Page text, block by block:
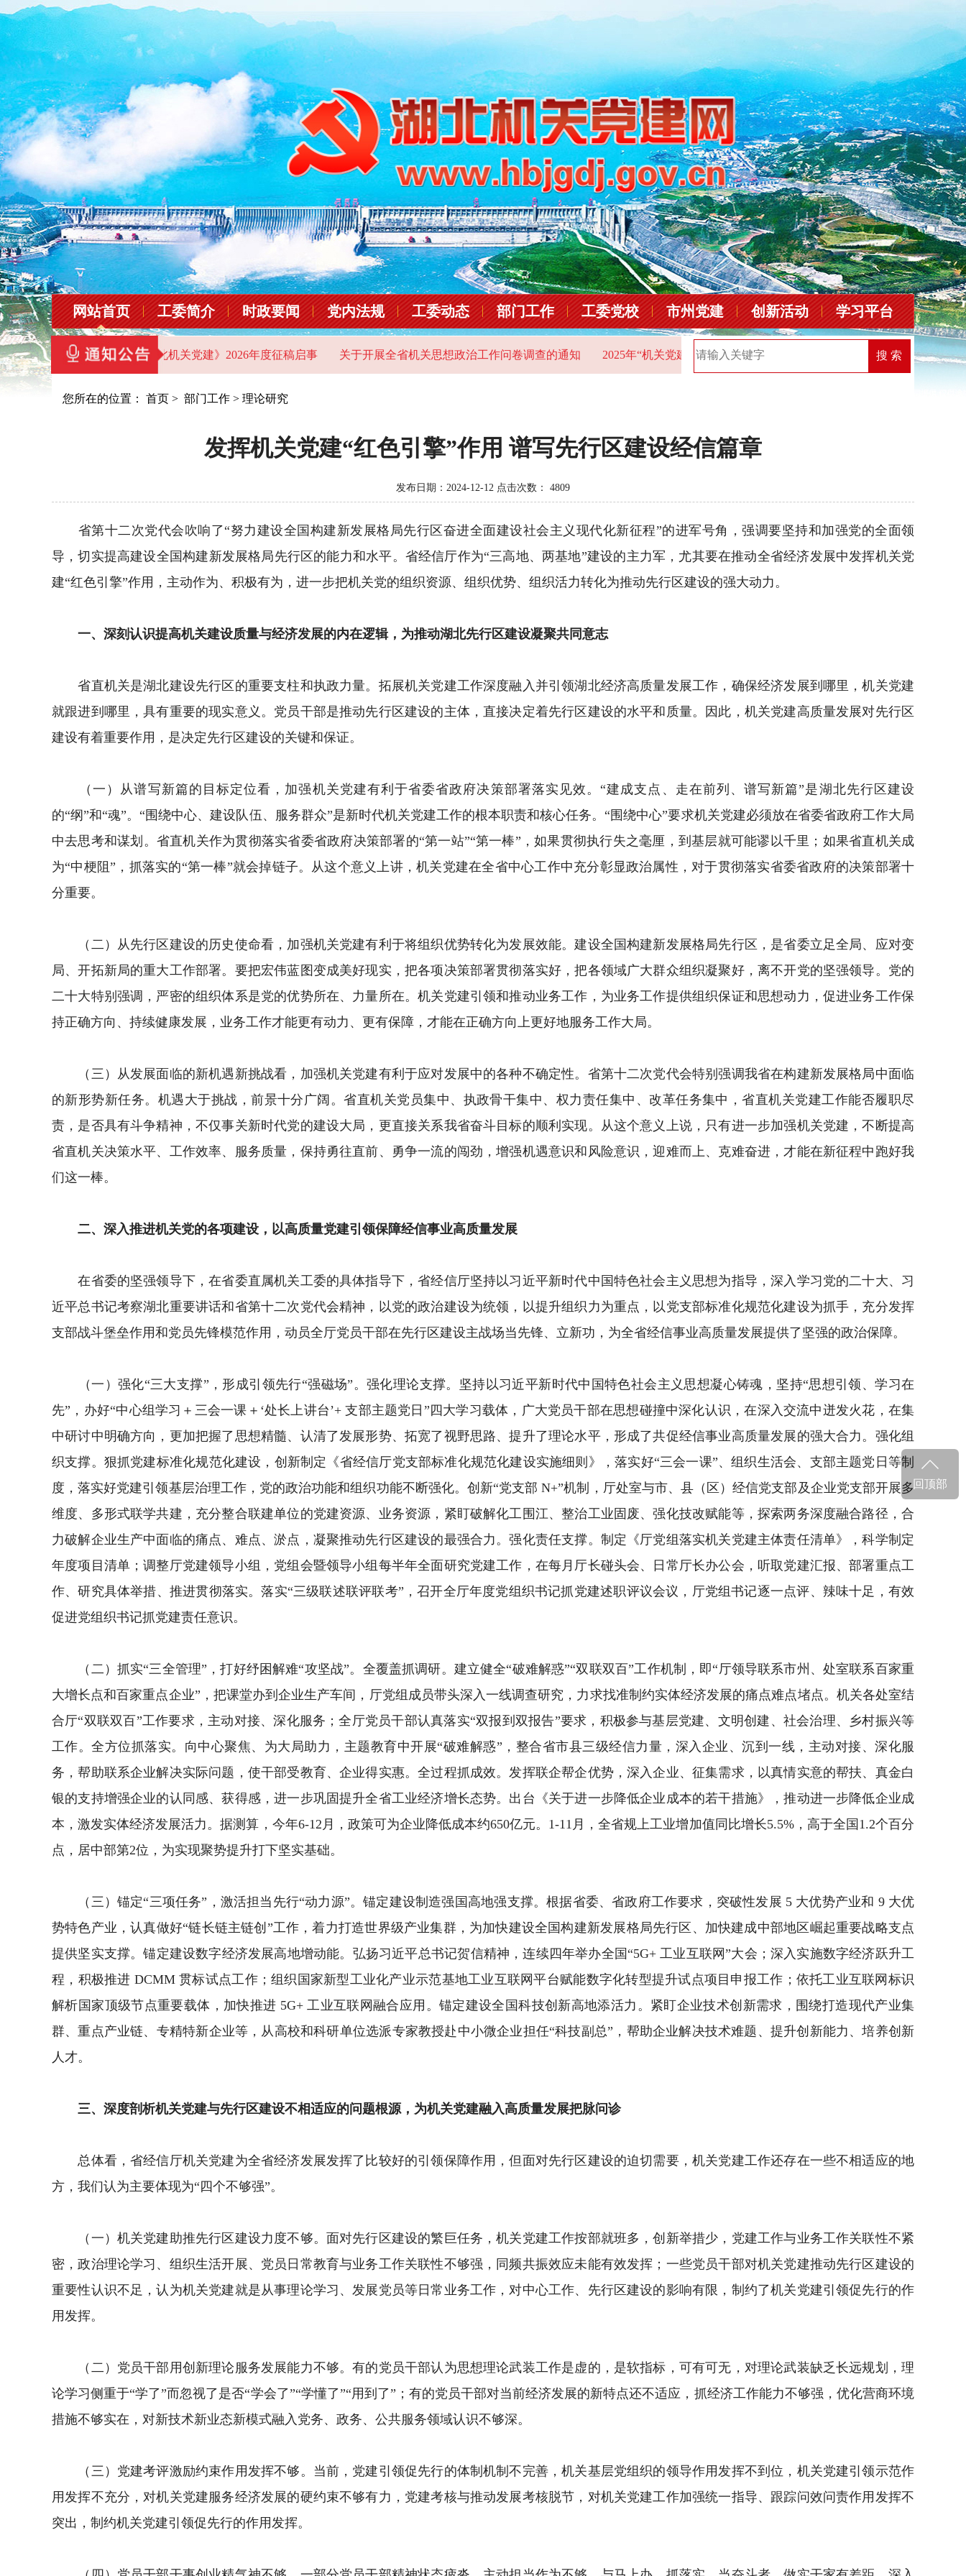
网站首页 工委简介 时政要闻 党内法规 工委动态 部门工作 工委党校 市州党建 创新活动 学习平台
学点）的通知 《湖北机关党建》2026年度征稿启事 关于开展全省机关思想政治工作问卷调查的通知 2025年“机关党建创新榜”优秀案例名单 2026年中共湖北省委直属机关工作
搜 索
您所在的位置： 首页 > 部门工作 > 理论研究
发挥机关党建“红色引擎”作用 谱写先行区建设经信篇章
发布日期：2024-12-12 点击次数： 4809
省第十二次党代会吹响了“努力建设全国构建新发展格局先行区奋进全面建设社会主义现代化新征程”的进军号角，强调要坚持和加强党的全面领
导，切实提高建设全国构建新发展格局先行区的能力和水平。省经信厅作为“三高地、两基地”建设的主力军，尤其要在推动全省经济发展中发挥机关党
建“红色引擎”作用，主动作为、积极有为，进一步把机关党的组织资源、组织优势、组织活力转化为推动先行区建设的强大动力。
一、深刻认识提高机关建设质量与经济发展的内在逻辑，为推动湖北先行区建设凝聚共同意志
省直机关是湖北建设先行区的重要支柱和执政力量。拓展机关党建工作深度融入并引领湖北经济高质量发展工作，确保经济发展到哪里，机关党建
就跟进到哪里，具有重要的现实意义。党员干部是推动先行区建设的主体，直接决定着先行区建设的水平和质量。因此，机关党建高质量发展对先行区
建设有着重要作用，是决定先行区建设的关键和保证。
（一）从谱写新篇的目标定位看，加强机关党建有利于省委省政府决策部署落实见效。“建成支点、走在前列、谱写新篇”是湖北先行区建设
的“纲”和“魂”。“围绕中心、建设队伍、服务群众”是新时代机关党建工作的根本职责和核心任务。“围绕中心”要求机关党建必须放在省委省政府工作大局
中去思考和谋划。省直机关作为贯彻落实省委省政府决策部署的“第一站”“第一棒”，如果贯彻执行失之毫厘，到基层就可能谬以千里；如果省直机关成
为“中梗阻”，抓落实的“第一棒”就会掉链子。从这个意义上讲，机关党建在全省中心工作中充分彰显政治属性，对于贯彻落实省委省政府的决策部署十
分重要。
（二）从先行区建设的历史使命看，加强机关党建有利于将组织优势转化为发展效能。建设全国构建新发展格局先行区，是省委立足全局、应对变
局、开拓新局的重大工作部署。要把宏伟蓝图变成美好现实，把各项决策部署贯彻落实好，把各领域广大群众组织凝聚好，离不开党的坚强领导。党的
二十大特别强调，严密的组织体系是党的优势所在、力量所在。机关党建引领和推动业务工作，为业务工作提供组织保证和思想动力，促进业务工作保
持正确方向、持续健康发展，业务工作才能更有动力、更有保障，才能在正确方向上更好地服务工作大局。
（三）从发展面临的新机遇新挑战看，加强机关党建有利于应对发展中的各种不确定性。省第十二次党代会特别强调我省在构建新发展格局中面临
的新形势新任务。机遇大于挑战，前景十分广阔。省直机关党员集中、执政骨干集中、权力责任集中、改革任务集中，省直机关党建工作能否履职尽
责，是否具有斗争精神，不仅事关新时代党的建设大局，更直接关系我省奋斗目标的顺利实现。从这个意义上说，只有进一步加强机关党建，不断提高
省直机关决策水平、工作效率、服务质量，保持勇往直前、勇争一流的闯劲，增强机遇意识和风险意识，迎难而上、克难奋进，才能在新征程中跑好我
们这一棒。
二、深入推进机关党的各项建设，以高质量党建引领保障经信事业高质量发展
在省委的坚强领导下，在省委直属机关工委的具体指导下，省经信厅坚持以习近平新时代中国特色社会主义思想为指导，深入学习党的二十大、习
近平总书记考察湖北重要讲话和省第十二次党代会精神，以党的政治建设为统领，以提升组织力为重点，以党支部标准化规范化建设为抓手，充分发挥
支部战斗堡垒作用和党员先锋模范作用，动员全厅党员干部在先行区建设主战场当先锋、立新功，为全省经信事业高质量发展提供了坚强的政治保障。
（一）强化“三大支撑”，形成引领先行“强磁场”。强化理论支撑。坚持以习近平新时代中国特色社会主义思想凝心铸魂，坚持“思想引领、学习在
先”，办好“中心组学习＋三会一课＋‘处长上讲台’+ 支部主题党日”四大学习载体，广大党员干部在思想碰撞中深化认识，在深入交流中迸发火花，在集
中研讨中明确方向，更加把握了思想精髓、认清了发展形势、拓宽了视野思路、提升了理论水平，形成了共促经信事业高质量发展的强大合力。强化组
织支撑。狠抓党建标准化规范化建设，创新制定《省经信厅党支部标准化规范化建设实施细则》，落实好“三会一课”、组织生活会、支部主题党日等制
度，落实好党建引领基层治理工作，党的政治功能和组织功能不断强化。创新“党支部 N+”机制，厅处室与市、县（区）经信党支部及企业党支部开展多
维度、多形式联学共建，充分整合联建单位的党建资源、业务资源，紧盯破解化工围江、整治工业固废、强化技改赋能等，探索两务深度融合路径，合
力破解企业生产中面临的痛点、难点、淤点，凝聚推动先行区建设的最强合力。强化责任支撑。制定《厅党组落实机关党建主体责任清单》，科学制定
年度项目清单；调整厅党建领导小组，党组会暨领导小组每半年全面研究党建工作，在每月厅长碰头会、日常厅长办公会，听取党建汇报、部署重点工
作、研究具体举措、推进贯彻落实。落实“三级联述联评联考”，召开全厅年度党组织书记抓党建述职评议会议，厅党组书记逐一点评、辣味十足，有效
促进党组织书记抓党建责任意识。
（二）抓实“三全管理”，打好纾困解难“攻坚战”。全覆盖抓调研。建立健全“破难解惑”“双联双百”工作机制，即“厅领导联系市州、处室联系百家重
大增长点和百家重点企业”，把课堂办到企业生产车间，厅党组成员带头深入一线调查研究，力求找准制约实体经济发展的痛点难点堵点。机关各处室结
合厅“双联双百”工作要求，主动对接、深化服务；全厅党员干部认真落实“双报到双报告”要求，积极参与基层党建、文明创建、社会治理、乡村振兴等
工作。全方位抓落实。向中心聚焦、为大局助力，主题教育中开展“破难解惑”，整合省市县三级经信力量，深入企业、沉到一线，主动对接、深化服
务，帮助联系企业解决实际问题，使干部受教育、企业得实惠。全过程抓成效。发挥联企帮企优势，深入企业、征集需求，以真情实意的帮扶、真金白
银的支持增强企业的认同感、获得感，进一步巩固提升全省工业经济增长态势。出台《关于进一步降低企业成本的若干措施》，推动进一步降低企业成
本，激发实体经济发展活力。据测算，今年6-12月，政策可为企业降低成本约650亿元。1-11月，全省规上工业增加值同比增长5.5%，高于全国1.2个百分
点，居中部第2位，为实现聚势提升打下坚实基础。
（三）锚定“三项任务”，激活担当先行“动力源”。锚定建设制造强国高地强支撑。根据省委、省政府工作要求，突破性发展 5 大优势产业和 9 大优
势特色产业，认真做好“链长链主链创”工作，着力打造世界级产业集群，为加快建设全国构建新发展格局先行区、加快建成中部地区崛起重要战略支点
提供坚实支撑。锚定建设数字经济发展高地增动能。弘扬习近平总书记贺信精神，连续四年举办全国“5G+ 工业互联网”大会；深入实施数字经济跃升工
程，积极推进 DCMM 贯标试点工作；组织国家新型工业化产业示范基地工业互联网平台赋能数字化转型提升试点项目申报工作；依托工业互联网标识
解析国家顶级节点重要载体，加快推进 5G+ 工业互联网融合应用。锚定建设全国科技创新高地添活力。紧盯企业技术创新需求，围绕打造现代产业集
群、重点产业链、专精特新企业等，从高校和科研单位选派专家教授赴中小微企业担任“科技副总”，帮助企业解决技术难题、提升创新能力、培养创新
人才。
三、深度剖析机关党建与先行区建设不相适应的问题根源，为机关党建融入高质量发展把脉问诊
总体看，省经信厅机关党建为全省经济发展发挥了比较好的引领保障作用，但面对先行区建设的迫切需要，机关党建工作还存在一些不相适应的地
方，我们认为主要体现为“四个不够强”。
（一）机关党建助推先行区建设力度不够。面对先行区建设的繁巨任务，机关党建工作按部就班多，创新举措少，党建工作与业务工作关联性不紧
密，政治理论学习、组织生活开展、党员日常教育与业务工作关联性不够强，同频共振效应未能有效发挥；一些党员干部对机关党建推动先行区建设的
重要性认识不足，认为机关党建就是从事理论学习、发展党员等日常业务工作，对中心工作、先行区建设的影响有限，制约了机关党建引领促先行的作
用发挥。
（二）党员干部用创新理论服务发展能力不够。有的党员干部认为思想理论武装工作是虚的，是软指标，可有可无，对理论武装缺乏长远规划，理
论学习侧重于“学了”而忽视了是否“学会了”“学懂了”“用到了”；有的党员干部对当前经济发展的新特点还不适应，抓经济工作能力不够强，优化营商环境
措施不够实在，对新技术新业态新模式融入党务、政务、公共服务领域认识不够深。
（三）党建考评激励约束作用发挥不够。当前，党建引领促先行的体制机制不完善，机关基层党组织的领导作用发挥不到位，机关党建引领示范作
用发挥不充分，对机关党建服务经济发展的硬约束不够有力，党建考核与推动发展考核脱节，对机关党建工作加强统一指导、跟踪问效问责作用发挥不
突出，制约机关党建引领促先行的作用发挥。
回顶部